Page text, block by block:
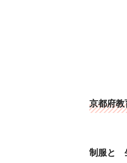
京都府教
制服と